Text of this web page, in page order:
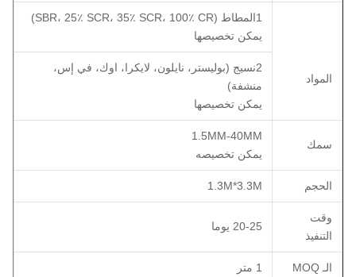
المواد
1المطاط (SBR، 25٪ SCR، 35٪ SCR، 100٪ CR)
يمكن تخصيصها
2نسيج (بوليستر، نايلون، لايكرا، اوك، في إس،
منشفة)
يمكن تخصيصها
سمك
1.5MM-40MM
يمكن تخصيصه
الحجم 1.3M*3.3M
وقت
التنفيذ
20-25 يوما
الـ MOQ 1 متر